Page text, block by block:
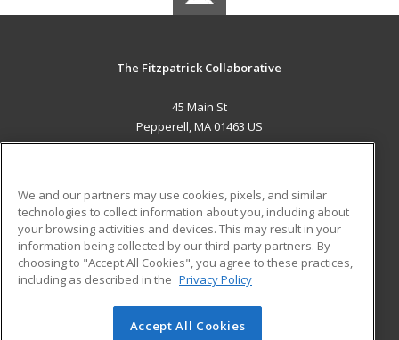
The Fitzpatrick Collaborative
45 Main St
Pepperell, MA 01463 US
ADDITIONAL RESOURCES
Military
Financial Assistance
Help
Student Blog
© 2026 ed2go, a division of Cengage Learning. All rights
We and our partners may use cookies, pixels, and similar
technologies to collect information about you, including about
your browsing activities and devices. This may result in your
information being collected by our third-party partners. By
choosing to "Accept All Cookies", you agree to these practices,
including as described in the Privacy Policy
Accept All Cookies